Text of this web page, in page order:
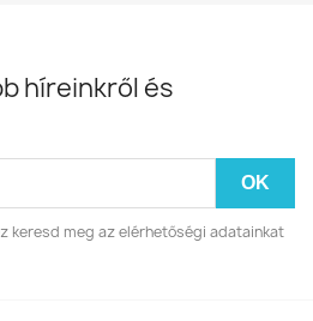
híreinkről és
keresd meg az elérhetőségi adatainkat